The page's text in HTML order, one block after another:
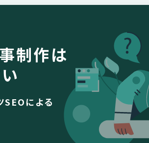
制作は
による